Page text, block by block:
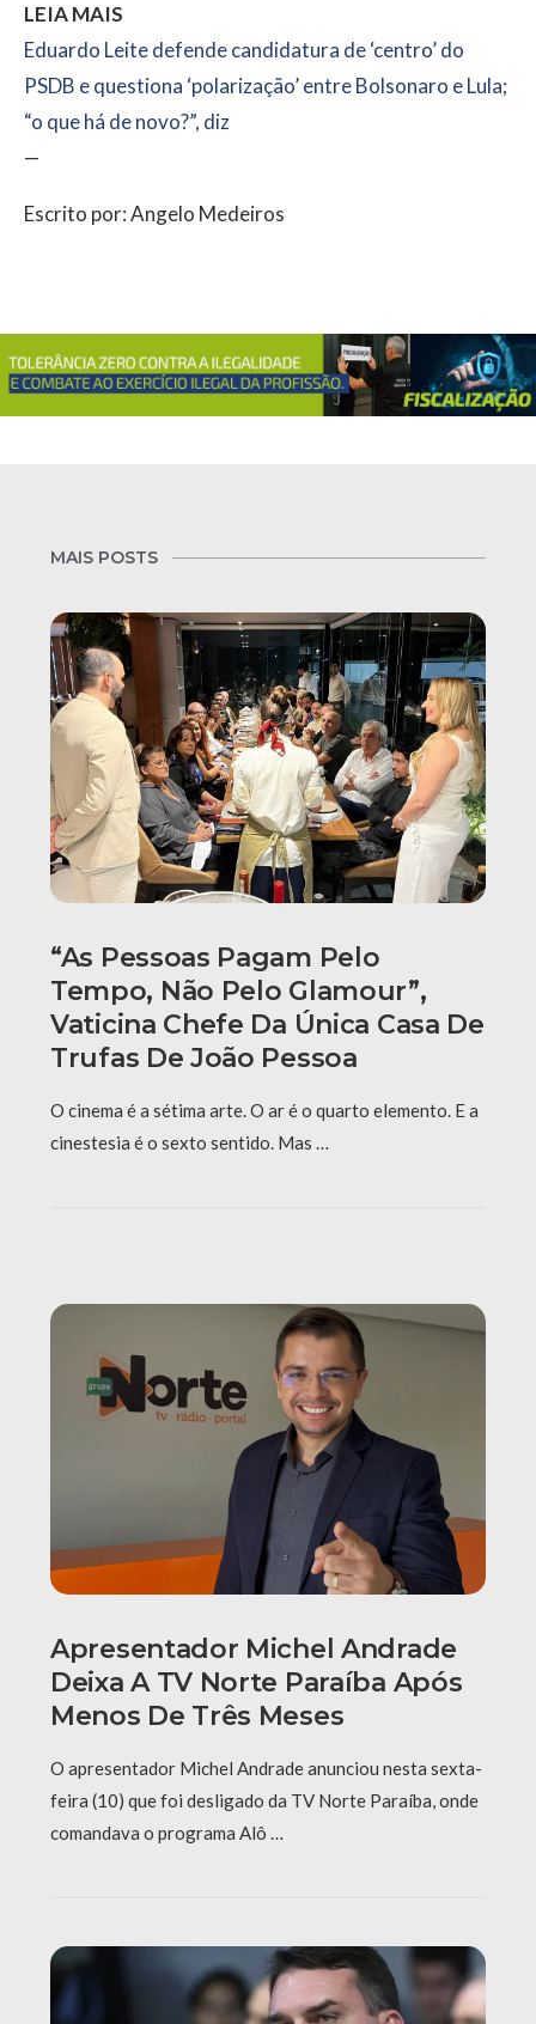
LEIA MAIS
Eduardo Leite defende candidatura de ‘centro’ do
PSDB e questiona ‘polarização’ entre Bolsonaro e Lula;
“o que há de novo?”, diz
—
Escrito por: Angelo Medeiros
MAIS POSTS
“As Pessoas Pagam Pelo
Tempo, Não Pelo Glamour”,
Vaticina Chefe Da Única Casa De
Trufas De João Pessoa
O cinema é a sétima arte. O ar é o quarto elemento. E a
cinestesia é o sexto sentido. Mas …
Apresentador Michel Andrade
Deixa A TV Norte Paraíba Após
Menos De Três Meses
O apresentador Michel Andrade anunciou nesta sexta-
feira (10) que foi desligado da TV Norte Paraíba, onde
comandava o programa Alô …